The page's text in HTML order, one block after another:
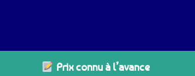
Prix connu à l’avance